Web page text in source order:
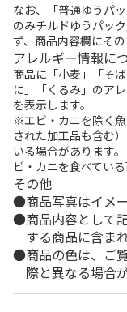
なお、「普通ゆうパ
のみチルドゆうパッ
ず、商品内容欄にその
アレルギー情報に
商品に「小麦」「そ
に」「くるみ」のア
を表示します。
※エビ・カニを除く
された加工品も含む
いる場合があります
ビ・カニを食べてい
その他
商品写真はイメ
商品内容として
する商品に含ま
商品の色は、ご
際と異なる場合